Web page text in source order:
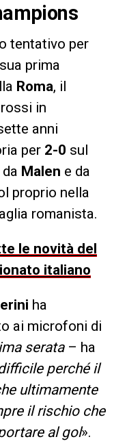
tentativo per
prima
Roma, il
in
anni
per 2-0 sul
Malen e da
proprio nella
romanista.
le novità del
italiano
ha
ai microfoni di
serata– ha
perché il
ultimamente
il rischio che
al gol».